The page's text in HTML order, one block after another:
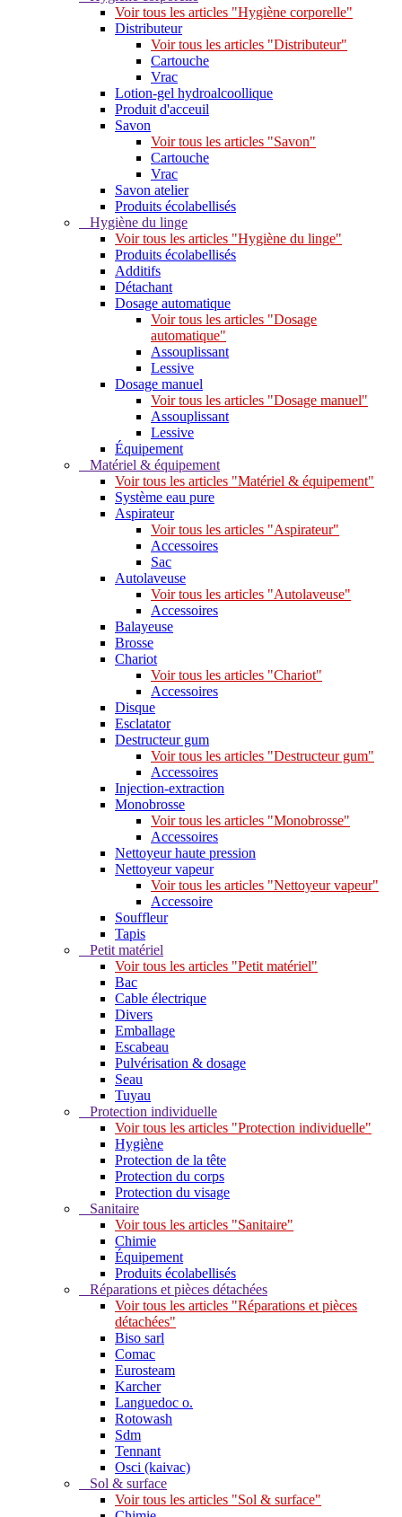
Voir tous les articles "Hygiène corporelle"
Distributeur
Voir tous les articles "Distributeur"
Cartouche
Vrac
Lotion-gel hydroalcoollique
Produit d'acceuil
Savon
Voir tous les articles "Savon"
Cartouche
Vrac
Savon atelier
Produits écolabellisés
Hygiène du linge
Voir tous les articles "Hygiène du linge"
Produits écolabellisés
Additifs
Détachant
Dosage automatique
Voir tous les articles "Dosage
automatique"
Assouplissant
Lessive
Dosage manuel
Voir tous les articles "Dosage manuel"
Assouplissant
Lessive
Équipement
Matériel & équipement
Voir tous les articles "Matériel & équipement"
Système eau pure
Aspirateur
Voir tous les articles "Aspirateur"
Accessoires
Sac
Autolaveuse
Voir tous les articles "Autolaveuse"
Accessoires
Balayeuse
Brosse
Chariot
Voir tous les articles "Chariot"
Accessoires
Disque
Esclatator
Destructeur gum
Voir tous les articles "Destructeur gum"
Accessoires
Injection-extraction
Monobrosse
Voir tous les articles "Monobrosse"
Accessoires
Nettoyeur haute pression
Nettoyeur vapeur
Voir tous les articles "Nettoyeur vapeur"
Accessoire
Souffleur
Tapis
Petit matériel
Voir tous les articles "Petit matériel"
Bac
Cable électrique
Divers
Emballage
Escabeau
Pulvérisation & dosage
Seau
Tuyau
Protection individuelle
Voir tous les articles "Protection individuelle"
Hygiène
Protection de la tête
Protection du corps
Protection du visage
Sanitaire
Voir tous les articles "Sanitaire"
Chimie
Équipement
Produits écolabellisés
Réparations et pièces détachées
Voir tous les articles "Réparations et pièces
détachées"
Biso sarl
Comac
Eurosteam
Karcher
Languedoc o.
Rotowash
Sdm
Tennant
Osci (kaivac)
Sol & surface
Voir tous les articles "Sol & surface"